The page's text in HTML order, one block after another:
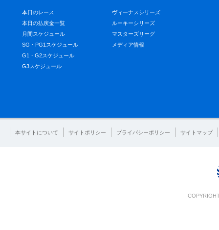
本日のレース
本日の払戻金一覧
月間スケジュール
SG・PG1スケジュール
G1・G2スケジュール
G3スケジュール
ヴィーナスシリーズ
ルーキーシリーズ
マスターズリーグ
メディア情報
本サイトについて サイトポリシー プライバシーポリシー サイトマップ